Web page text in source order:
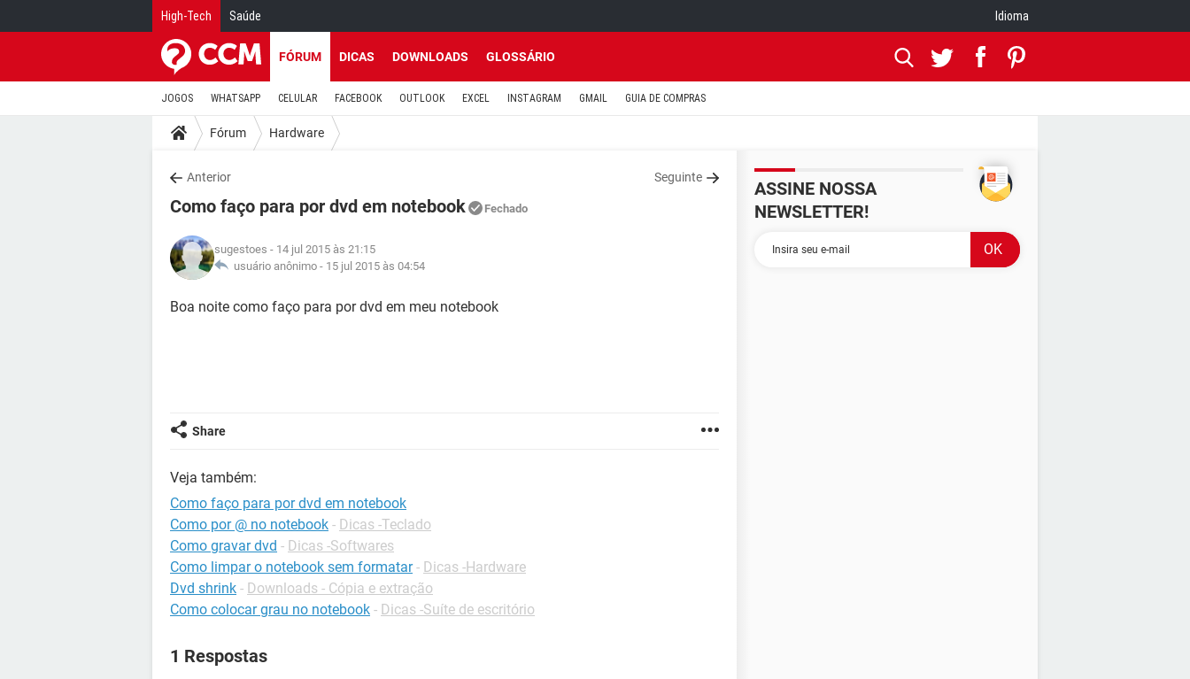
High-Tech Saúde Idioma
FÓRUM DICAS DOWNLOADS GLOSSÁRIO
JOGOS WHATSAPP CELULAR FACEBOOK OUTLOOK EXCEL INSTAGRAM GMAIL GUIA DE COMPRAS
Fórum Hardware
Anterior Seguinte
Como faço para por dvd em notebook Fechado
sugestoes - 14 jul 2015 às 21:15
usuário anônimo - 15 jul 2015 às 04:54
Boa noite como faço para por dvd em meu notebook
Share
Veja também:
Como faço para por dvd em notebook
Como por @ no notebook - Dicas -Teclado
Como gravar dvd - Dicas -Softwares
Como limpar o notebook sem formatar - Dicas -Hardware
Dvd shrink - Downloads - Cópia e extração
Como colocar grau no notebook - Dicas -Suíte de escritório
1 Respostas
ASSINE NOSSA
NEWSLETTER!